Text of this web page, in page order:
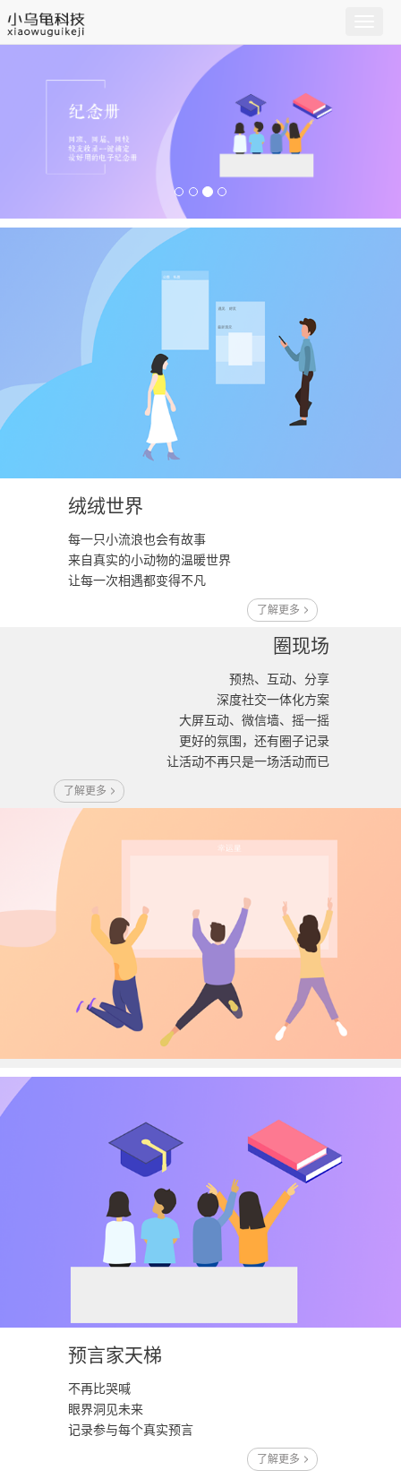
绒绒世界
每一只小流浪也会有故事
来自真实的小动物的温暖世界
让每一次相遇都变得不凡
了解更多
圈现场
预热、互动、分享
深度社交一体化方案
大屏互动、微信墙、摇一摇
更好的氛围，还有圈子记录
让活动不再只是一场活动而已
了解更多
预言家天梯
不再比哭喊
眼界洞见未来
记录参与每个真实预言
了解更多